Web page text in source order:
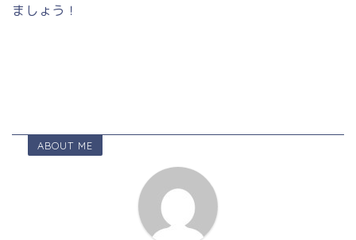
ましょう！
ABOUT ME